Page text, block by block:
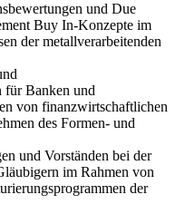
und Due
Buy In-Konzepte im
der metallverarbeitenden
für Banken und
von finanzwirtschaftlichen
des Formen- und
und Vorständen bei der
im Rahmen von
der